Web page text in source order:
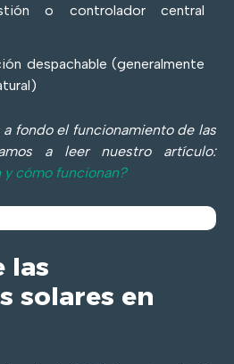
o controlador central
despachable (generalmente
fondo el funcionamiento de las
a leer nuestro artículo:
cómo funcionan?
las
solares en